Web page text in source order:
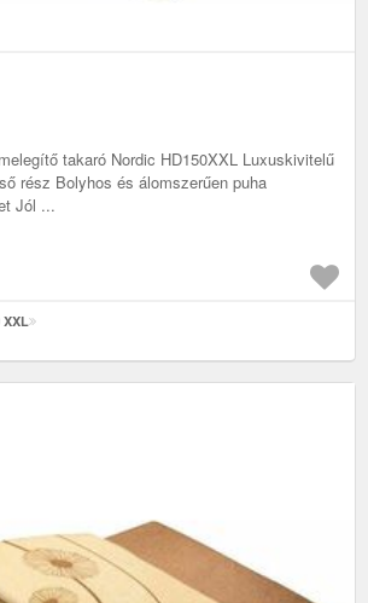
takaró Nordic HD150XXL Luxuskivitelű
rész Bolyhos és álomszerűen puha
Jól ...